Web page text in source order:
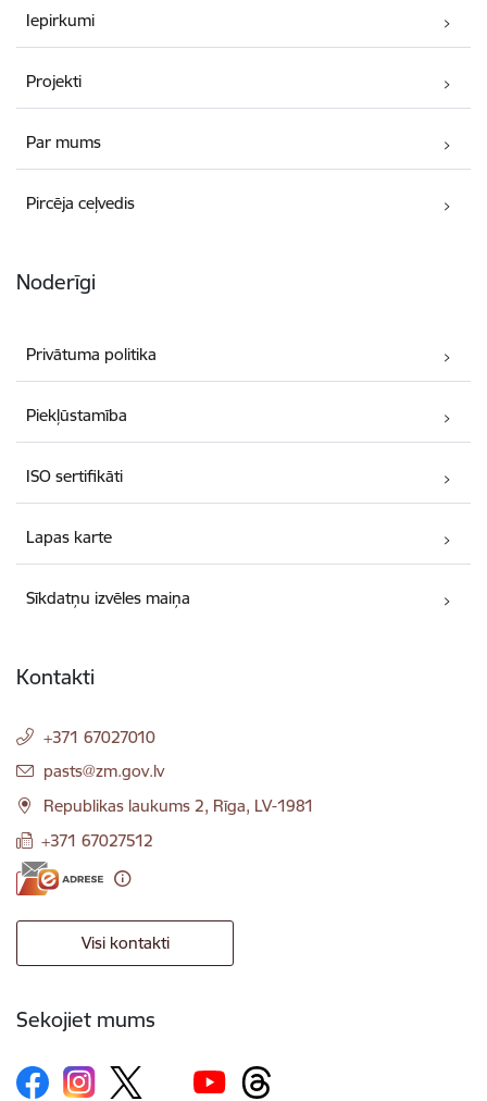
Iepirkumi
Projekti
Par mums
Pircēja ceļvedis
Noderīgi
Privātuma politika
Piekļūstamība
ISO sertifikāti
Lapas karte
Sīkdatņu izvēles maiņa
Kontakti
+371 67027010
E-pasts:
pasts@zm.gov.lv
Republikas laukums 2, Rīga, LV-1981
+371 67027512
Visi kontakti
Sekojiet mums